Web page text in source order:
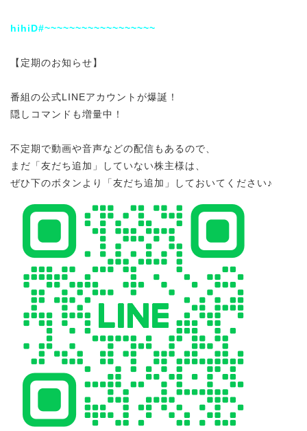
hihiD#~~~~~~~~~~~~~~~~~~
【定期のお知らせ】
番組の公式LINEアカウントが爆誕！
隠しコマンドも増量中！
不定期で動画や音声などの配信もあるので、
まだ「友だち追加」していない株主様は、
ぜひ下のボタンより「友だち追加」しておいてください♪